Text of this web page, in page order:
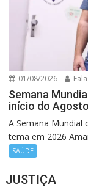
01/08/2026
Semana
início do
A Semana
tema em 2026
SAÚDE
JUSTIÇA